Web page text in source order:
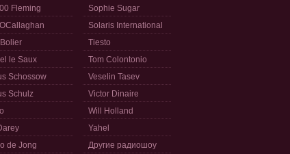
Fleming
le Saux
Schossow
Schulz
de Jong
Sophie Sugar
Solaris International
Tiesto
Tom Colontonio
Veselin Tasev
Victor Dinaire
Will Holland
Yahel
Другие радиошоу